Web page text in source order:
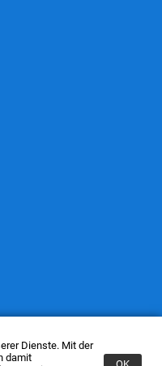
Dienste. Mit der
damit
OK